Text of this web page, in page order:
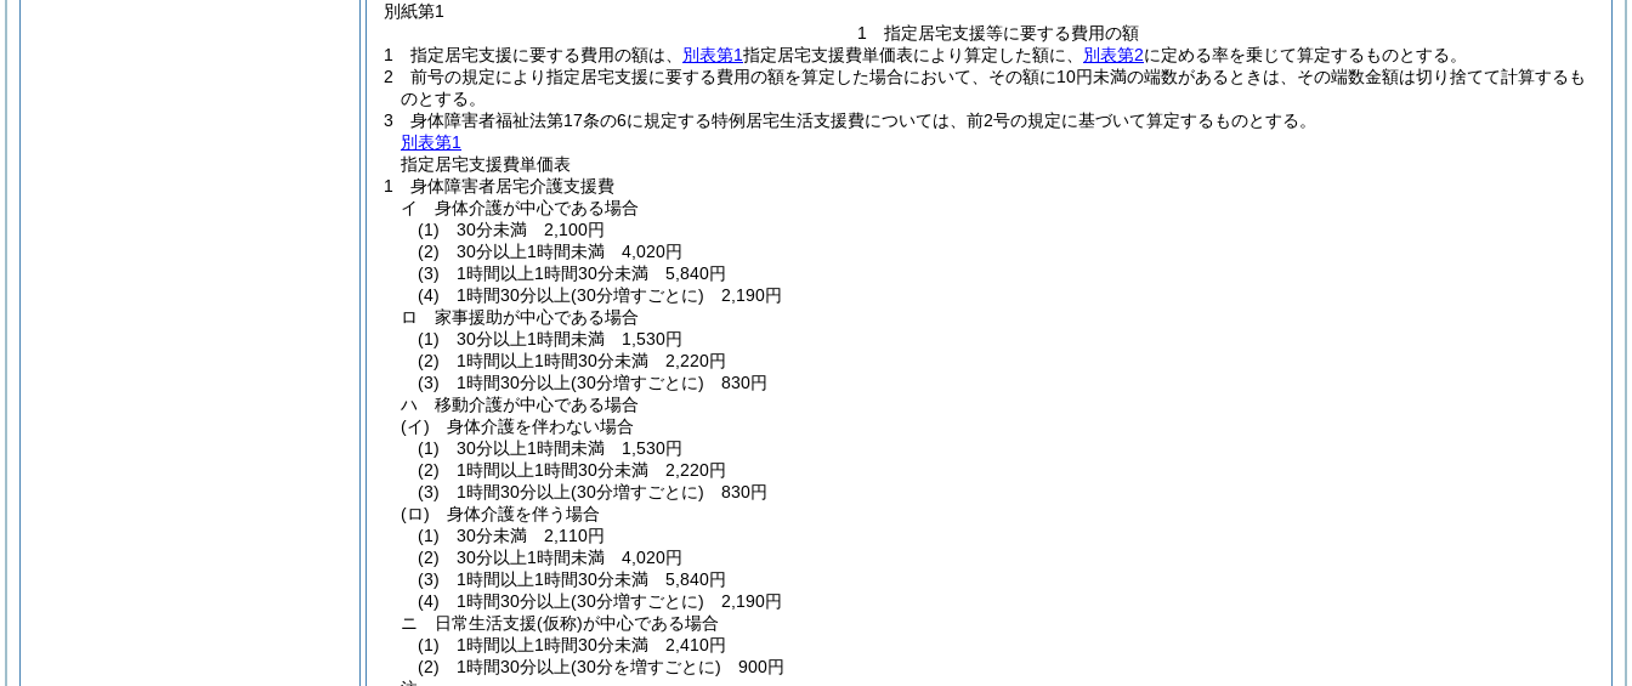
別紙第1
1 指定居宅支援等に要する費用の額
1 指定居宅支援に要する費用の額は、 別表第1指定居宅支援費単価表により算定した額に、 別表第2に定める率を乗じて算定するものとする。
2 前号の規定により指定居宅支援に要する費用の額を算定した場合において、その額に10円未満の端数があるときは、その端数金額は切り捨てて計算するも
のとする。
3 身体障害者福祉法第17条の6に規定する特例居宅生活支援費については、前2号の規定に基づいて算定するものとする。
別表第1
指定居宅支援費単価表
1 身体障害者居宅介護支援費
イ 身体介護が中心である場合
(1) 30分未満 2,100円
(2) 30分以上1時間未満 4,020円
(3) 1時間以上1時間30分未満 5,840円
(4) 1時間30分以上(30分増すごとに) 2,190円
ロ 家事援助が中心である場合
(1) 30分以上1時間未満 1,530円
(2) 1時間以上1時間30分未満 2,220円
(3) 1時間30分以上(30分増すごとに) 830円
ハ 移動介護が中心である場合
(イ) 身体介護を伴わない場合
(1) 30分以上1時間未満 1,530円
(2) 1時間以上1時間30分未満 2,220円
(3) 1時間30分以上(30分増すごとに) 830円
(ロ) 身体介護を伴う場合
(1) 30分未満 2,110円
(2) 30分以上1時間未満 4,020円
(3) 1時間以上1時間30分未満 5,840円
(4) 1時間30分以上(30分増すごとに) 2,190円
ニ 日常生活支援(仮称)が中心である場合
(1) 1時間以上1時間30分未満 2,410円
(2) 1時間30分以上(30分を増すごとに) 900円